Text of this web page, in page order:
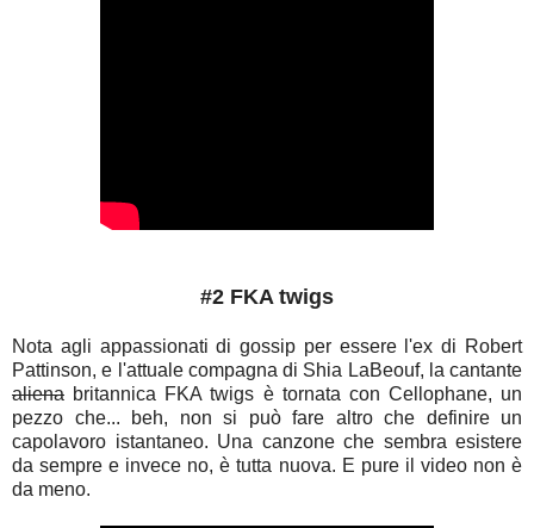
#2 FKA twigs
Nota agli appassionati di gossip per essere l'ex di Robert
Pattinson, e l'attuale compagna di Shia LaBeouf, la cantante
aliena britannica FKA twigs è tornata con Cellophane, un
pezzo che... beh, non si può fare altro che definire un
capolavoro istantaneo. Una canzone che sembra esistere
da sempre e invece no, è tutta nuova. E pure il video non è
da meno.